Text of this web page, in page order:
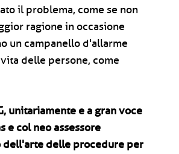
il problema, come se non
ragione in occasione
un campanello d'allarme
delle persone, come
unitariamente e a gran voce
e col neo assessore
dell'arte delle procedure per